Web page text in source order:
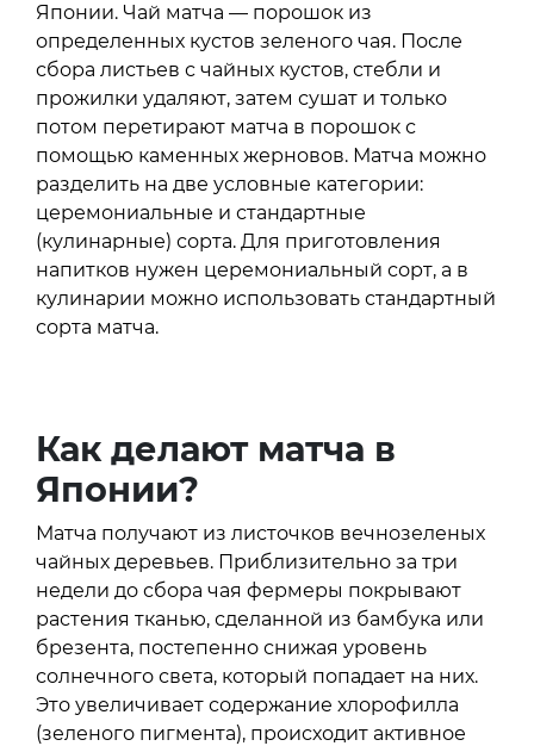
Японии. Чай матча — порошок из
определенных кустов зеленого чая. После
сбора листьев с чайных кустов, стебли и
прожилки удаляют, затем сушат и только
потом перетирают матча в порошок с
помощью каменных жерновов. Матча можно
разделить на две условные категории:
церемониальные и стандартные
(кулинарные) сорта. Для приготовления
напитков нужен церемониальный сорт, а в
кулинарии можно использовать стандартный
сорта матча.
Как делают матча в
Японии?
Матча получают из листочков вечнозеленых
чайных деревьев. Приблизительно за три
недели до сбора чая фермеры покрывают
растения тканью, сделанной из бамбука или
брезента, постепенно снижая уровень
солнечного света, который попадает на них.
Это увеличивает содержание хлорофилла
(зеленого пигмента), происходит активное